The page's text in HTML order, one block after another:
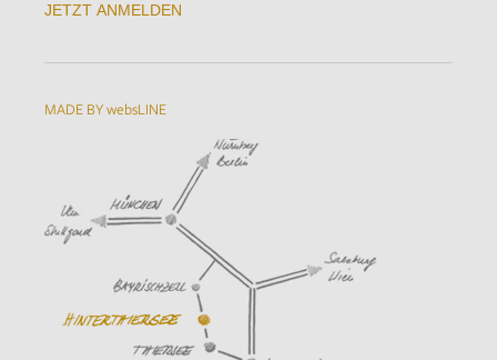
JETZT ANMELDEN
MADE BY websLINE